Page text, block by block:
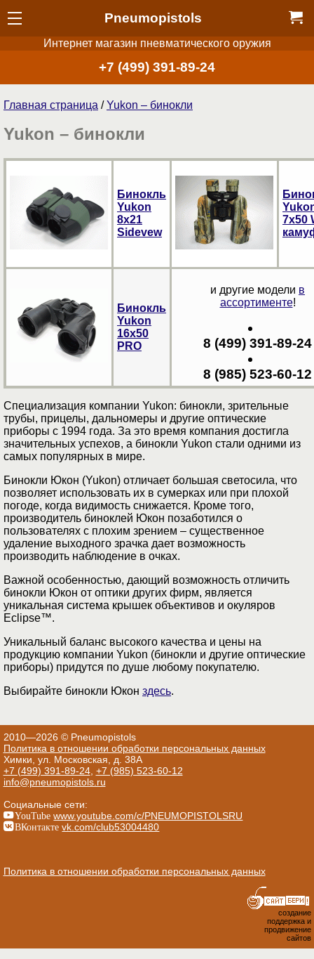
Pneumopistols
Интернет магазин пневматического оружия
+7 (499) 391-89-24
Главная страница /Yukon – бинокли
Yukon – бинокли
Бинокль
Yukon
8х21
Sidevew
7х50
Бинокль
Yukon
16х50
PRO
и другие модели в
ассортименте!
8 (499) 391-89-24
8 (985) 523-60-12
Специализация компании Yukon: бинокли, зрительные
трубы, прицелы, дальномеры и другие оптические
приборы с 1994 года. За это время компания достигла
значительных успехов, а бинокли Yukon стали одними из
самых популярных в мире.
Бинокли Юкон (Yukon) отличает большая светосила, что
позволяет использовать их в сумерках или при плохой
погоде, когда видимость снижается. Кроме того,
производитель биноклей Юкон позаботился о
пользователях с плохим зрением – существенное
удаление выходного зрачка дает возможность
производить наблюдение в очках.
Важной особенностью, дающий возможность отличить
бинокли Юкон от оптики других фирм, является
уникальная система крышек объективов и окуляров
Eclipse™.
Уникальный баланс высокого качества и цены на
продукцию компании Yukon (бинокли и другие оптические
приборы) придутся по душе любому покупателю.
Выбирайте бинокли Юкон здесь.
2010—2026 © Pneumopistols
Политика в отношении обработки персональных данных
Химки, ул. Московская, д. 38А
+7 (499) 391-89-24, +7 (985) 523-60-12
info@pneumopistols.ru
Социальные сети:
YouTube www.youtube.com/c/PNEUMOPISTOLSRU
ВКонтакте vk.com/club53004480
Политика в отношении обработки персональных данных
создание
поддержка и
продвижение
сайтов